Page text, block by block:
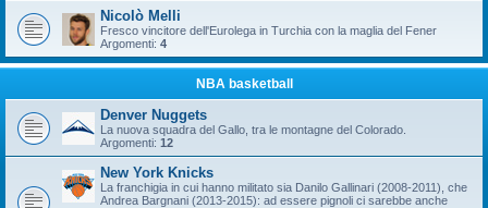
Nicolò Melli
Fresco vincitore dell'Eurolega in Turchia con la maglia del Fener
Argomenti: 4
NBA basketball
Denver Nuggets
La nuova squadra del Gallo, tra le montagne del Colorado.
Argomenti: 12
New York Knicks
La franchigia in cui hanno militato sia Danilo Gallinari (2008-2011), che
Andrea Bargnani (2013-2015): ad essere pignoli ci sarebbe anche